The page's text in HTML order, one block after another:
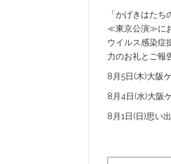
「かげきはたち
≪東京公演≫に
ウイルス感染症
力のお礼とご報
8月5日(木)大阪
8月4日(水)大阪
8月1日(日)思い